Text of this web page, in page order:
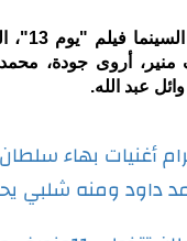
أما
منير، أروى جودة،
عبد الله.
أغنيات بهاء